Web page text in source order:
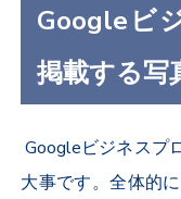
Googleビ
掲載する写
Googleビジネスプ
大事です。全体的